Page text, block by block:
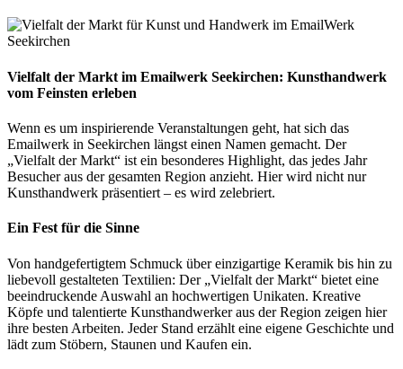
Vielfalt der Markt im Emailwerk Seekirchen: Kunsthandwerk
vom Feinsten erleben
Wenn es um inspirierende Veranstaltungen geht, hat sich das
Emailwerk in Seekirchen längst einen Namen gemacht. Der
„Vielfalt der Markt“ ist ein besonderes Highlight, das jedes Jahr
Besucher aus der gesamten Region anzieht. Hier wird nicht nur
Kunsthandwerk präsentiert – es wird zelebriert.
Ein Fest für die Sinne
Von handgefertigtem Schmuck über einzigartige Keramik bis hin zu
liebevoll gestalteten Textilien: Der „Vielfalt der Markt“ bietet eine
beeindruckende Auswahl an hochwertigen Unikaten. Kreative
Köpfe und talentierte Kunsthandwerker aus der Region zeigen hier
ihre besten Arbeiten. Jeder Stand erzählt eine eigene Geschichte und
lädt zum Stöbern, Staunen und Kaufen ein.